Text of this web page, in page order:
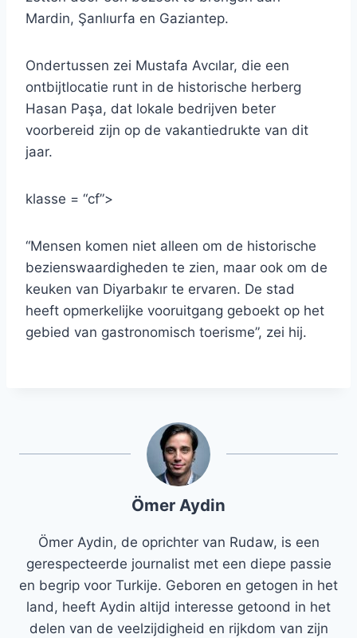
Mardin, Şanlıurfa en Gaziantep.
Ondertussen zei Mustafa Avcılar, die een
ontbijtlocatie runt in de historische herberg
Hasan Paşa, dat lokale bedrijven beter
voorbereid zijn op de vakantiedrukte van dit
jaar.
klasse = “cf”>
“Mensen komen niet alleen om de historische
bezienswaardigheden te zien, maar ook om de
keuken van Diyarbakır te ervaren. De stad
heeft opmerkelijke vooruitgang geboekt op het
gebied van gastronomisch toerisme”, zei hij.
Ömer Aydin
Ömer Aydin, de oprichter van Rudaw, is een
gerespecteerde journalist met een diepe passie
en begrip voor Turkije. Geboren en getogen in het
land, heeft Aydin altijd interesse getoond in het
delen van de veelzijdigheid en rijkdom van zijn